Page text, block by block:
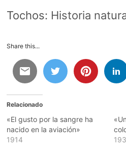
Tochos: Historia
Share this...
Relacionado
«El gusto por la sangre ha
nacido en la aviación»
1914